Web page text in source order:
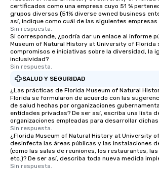
certificados como una empresa cuyo 51 %
grupos diversos (51% diverse owned business
así, indique como cuál de las siguientes
Sin respuesta.
Si corresponde, ¿podría dar un enlace al informe
Museum of Natural History at University of Florida
compromisos e iniciativas sobre la diversidad, la
inclusividad?
Sin respuesta.
SALUD Y SEGURIDAD
¿Las prácticas de Florida Museum of Natural
Florida se formularon de acuerdo con las
de salud hechas por organizaciones
entidades privadas? De ser así, escriba una lista
organizaciones empleadas para desarrollar
Sin respuesta.
¿Florida Museum of Natural History at University
desinfecta las áreas públicas y las instalaciones
(como las salas de reuniones, los restaurantes,
etc.)? De ser así, describa toda nueva medida
Sin respuesta.